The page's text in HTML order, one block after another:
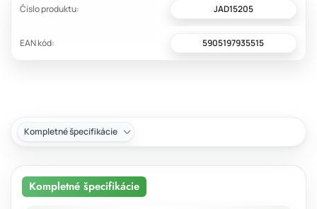
Číslo produktu: JAD15205
EAN kód: 5905197935515
Kompletné špecifikácie
Kompletné špecifikácie